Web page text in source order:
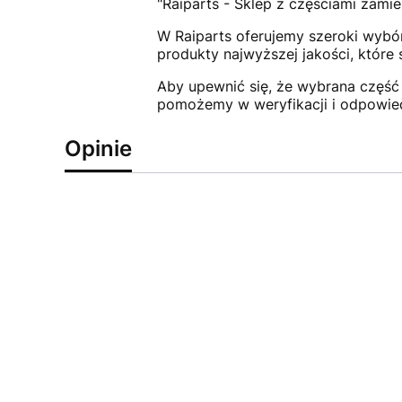
"Raiparts - Sklep z częściami
W Raiparts oferujemy szeroki
produkty najwyższej jakości, które
Aby upewnić się, że wybrana
pomożemy w weryfikacji i
Opinie